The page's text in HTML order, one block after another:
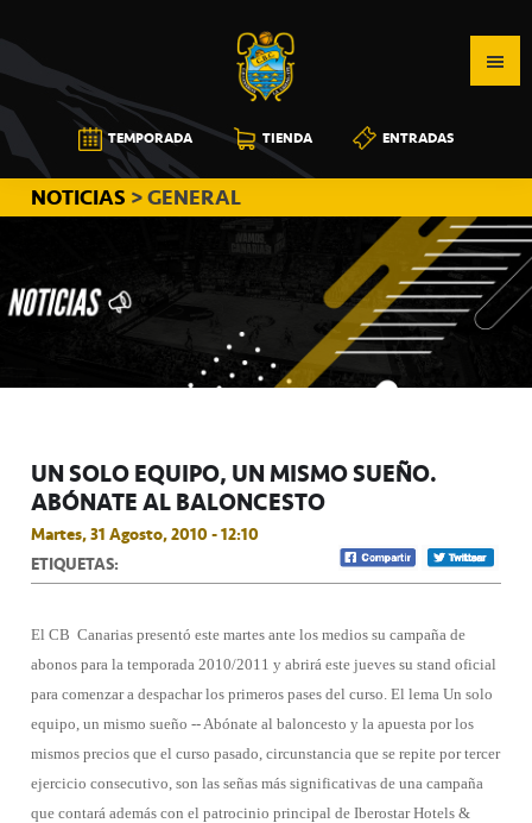
a
la
navegación
principal
al
contenido
principal
a
la
barra
lateral
principal
CB
CANARIAS
TEMPORADA TIENDA ENTRADAS
NOTICIAS > GENERAL
UN SOLO EQUIPO, UN MISMO SUEÑO.
ABÓNATE AL BALONCESTO
Martes, 31 Agosto, 2010 - 12:10
ETIQUETAS:
El CB Canarias presentó este martes ante los medios su campaña de
abonos para la temporada 2010/2011 y abrirá este jueves su stand oficial
para comenzar a despachar los primeros pases del curso. El lema Un solo
equipo, un mismo sueño -- Abónate al baloncesto y la apuesta por los
mismos precios que el curso pasado, circunstancia que se repite por tercer
ejercicio consecutivo, son las señas más significativas de una campaña
que contará además con el patrocinio principal de Iberostar Hotels &